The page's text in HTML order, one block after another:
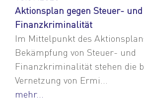
Aktionsplan gegen Steuer- und
Finanzkriminalität
Im Mittelpunkt des
Bekämpfung von Steuer- und
Finanzkriminalität stehen die
Vernetzung von Ermi...
mehr...